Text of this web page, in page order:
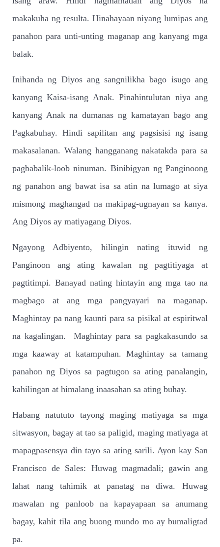
makakuha ng resulta. Hinahayaan niyang lumipas ang
panahon para unti-unting maganap ang kanyang mga
balak.
Inihanda ng Diyos ang sangnilikha bago isugo ang
kanyang Kaisa-isang Anak. Pinahintulutan niya ang
kanyang Anak na dumanas ng kamatayan bago ang
Pagkabuhay. Hindi sapilitan ang pagsisisi ng isang
makasalanan. Walang hangganang nakatakda para sa
pagbabalik-loob ninuman. Binibigyan ng Panginoong
ng panahon ang bawat isa sa atin na lumago at siya
mismong maghangad na makipag-ugnayan sa kanya.
Ang Diyos ay matiyagang Diyos.
Ngayong Adbiyento, hilingin nating ituwid ng
Panginoon ang ating kawalan ng pagtitiyaga at
pagtitimpi. Banayad nating hintayin ang mga tao na
magbago at ang mga pangyayari na maganap.
Maghintay pa nang kaunti para sa pisikal at espiritwal
na kagalingan.
Maghintay para sa pagkakasundo sa
mga kaaway at katampuhan. Maghintay sa tamang
panahon ng Diyos sa pagtugon sa ating panalangin,
kahilingan at himalang inaasahan sa ating buhay.
Habang natututo tayong maging matiyaga sa mga
sitwasyon, bagay at tao sa paligid, maging matiyaga at
mapagpasensya din tayo sa ating sarili. Ayon kay San
Francisco de Sales: Huwag magmadali; gawin ang
lahat nang tahimik at panatag na diwa. Huwag
mawalan ng panloob na kapayapaan sa anumang
bagay, kahit tila ang buong mundo mo ay bumaligtad
pa.